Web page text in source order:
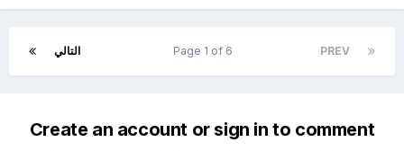
PREV التالي Page 1 of 6
Create an account or sign in to comment